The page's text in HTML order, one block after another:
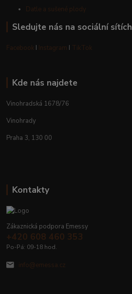
Datle a sušené plody
Sledujte nás na sociální sítích
Facebook I Instagram I TikTok
Kde nás najdete
Vinohradská 1678/76
Vinohrady
Praha 3, 130 00
Kontakty
Zákaznická podpora Emessy
+420 608 460 353
Po-Pá: 09-18 hod.
info@emessa.cz